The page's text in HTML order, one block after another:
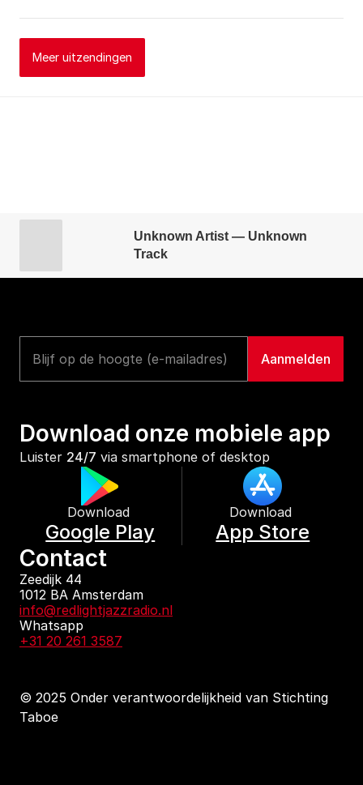
Meer uitzendingen
Unknown Artist — Unknown
Track
Download onze mobiele app
Luister 24/7 via smartphone of desktop
Download
Google Play
Download
App Store
Contact
Zeedijk 44
1012 BA Amsterdam
info@redlightjazzradio.nl
Whatsapp
+31 20 261 3587
© 2025 Onder verantwoordelijkheid van Stichting
Taboe